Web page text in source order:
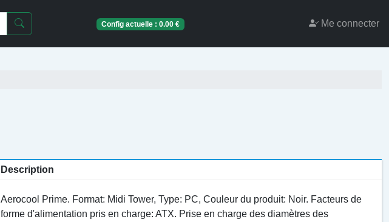
Config actuelle :0.00 € Me connecter
Description
Aerocool Prime. Format: Midi Tower, Type: PC, Couleur du produit: Noir. Facteurs de
forme d'alimentation pris en charge: ATX. Prise en charge des diamètres des